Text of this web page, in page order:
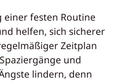
einer festen Routine
helfen, sich sicherer
Zeitplan
und
lindern, denn